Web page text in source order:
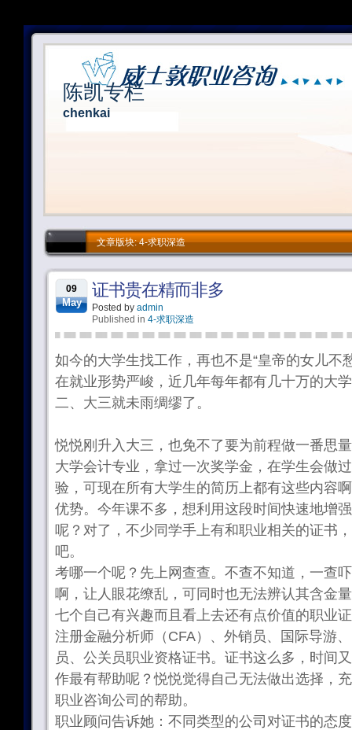
陈凯专栏
chenkai
文章版块: 4-求职深造
09
May
证书贵在精而非多
Posted by admin
Published in 4-求职深造
如今的大学生找工作，再也不是“皇帝的女儿不
在就业形势严峻，近几年每年都有几十万的大
二、大三就未雨绸缪了。
悦悦刚升入大三，也免不了要为前程做一番思
大学会计专业，拿过一次奖学金，在学生会做
验，可现在所有大学生的简历上都有这些内容
优势。今年课不多，想利用这段时间快速地增
呢？对了，不少同学手上有和职业相关的证书
吧。
考哪一个呢？先上网查查。不查不知道，一查
啊，让人眼花缭乱，可同时也无法辨认其含金
七个自己有兴趣而且看上去还有点价值的职业
注册金融分析师（CFA）、外销员、国际导游
员、公关员职业资格证书。证书这么多，时间
作最有帮助呢？悦悦觉得自己无法做出选择，
职业咨询公司的帮助。
职业顾问告诉她：不同类型的公司对证书的态